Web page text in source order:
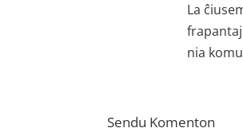
La
nia
Sendu Komenton